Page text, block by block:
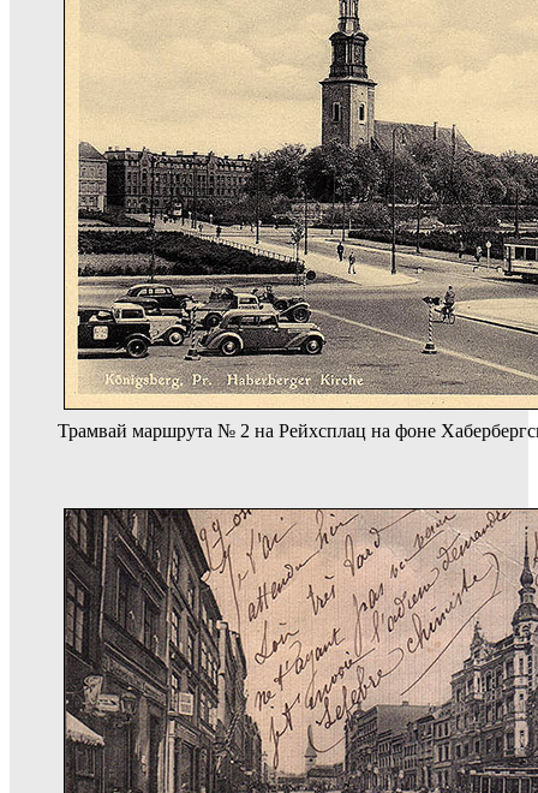
Трамвай маршрута № 2 на Рейхсплац на фоне